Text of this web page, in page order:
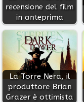
recensione del film
in anteprima
La Torre Nera, il
produttore Brian
Grazer è ottimista